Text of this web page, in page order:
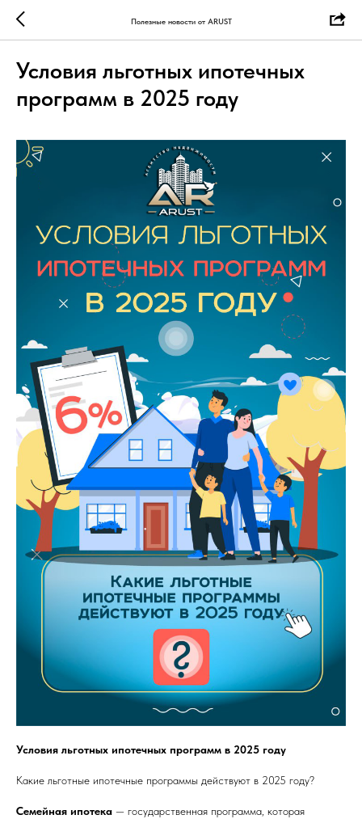
Полезные новости от ARUST
Условия льготных ипотечных
программ в 2025 году
Условия льготных ипотечных программ в 2025 году
Какие льготные ипотечные программы действуют в 2025 году?
Семейная ипотека — государственная программа, которая